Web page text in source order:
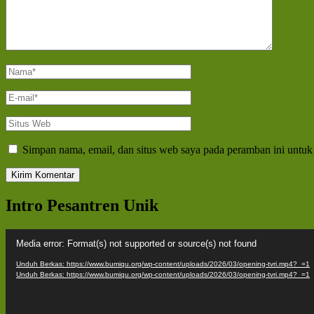
Nama*
E-
mail*
Situs
Web
Simpan nama, email, dan situs web saya pada peramban ini
Intro Pesantren Unik
Video
Media error: Format(s) not supported or source(s) not found
Unduh Berkas: https://www.bumiqu.org/wp-content/uploads/2026/03/opening-tvri.mp4?_=1
Unduh Berkas: https://www.bumiqu.org/wp-content/uploads/2026/03/opening-tvri.mp4?_=1